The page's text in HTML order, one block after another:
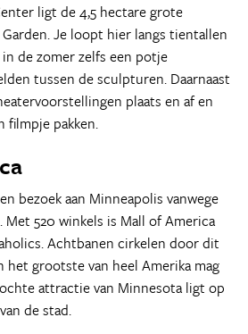
ligt de 4,5 hectare grote
Je loopt hier langs tientallen
de zomer zelfs een potje
tussen de sculpturen. Daarnaast
plaats en af en
filmpje pakken.
bezoek aan Minneapolis vanwege
520 winkels is Mall of America
Achtbanen cirkelen door dit
grootste van heel Amerika mag
attractie van Minnesota ligt op
de stad.